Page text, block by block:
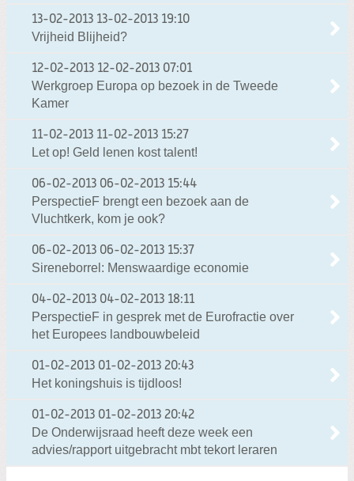
13-02-2013 13-02-2013 19:10
Vrijheid Blijheid?
12-02-2013 12-02-2013 07:01
Werkgroep Europa op bezoek in de Tweede
Kamer
11-02-2013 11-02-2013 15:27
Let op! Geld lenen kost talent!
06-02-2013 06-02-2013 15:44
PerspectieF brengt een bezoek aan de
Vluchtkerk, kom je ook?
06-02-2013 06-02-2013 15:37
Sireneborrel: Menswaardige economie
04-02-2013 04-02-2013 18:11
PerspectieF in gesprek met de Eurofractie over
het Europees landbouwbeleid
01-02-2013 01-02-2013 20:43
Het koningshuis is tijdloos!
01-02-2013 01-02-2013 20:42
De Onderwijsraad heeft deze week een
advies/rapport uitgebracht mbt tekort leraren